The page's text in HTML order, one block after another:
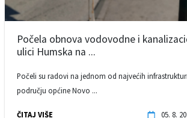
Počela obnova vodovodne i
ulici Humska na ...
Počeli su radovi na jednom od najvećih
području općine Novo ...
ČITAJ VIŠE 05. 8.